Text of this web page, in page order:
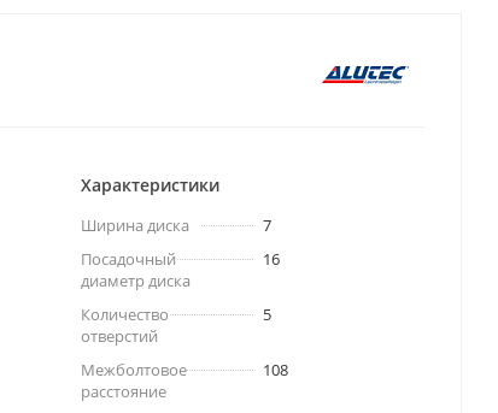
Характеристики
Ширина диска
7
Посадочный
диаметр диска
16
Количество
отверстий
5
Межболтовое
расстояние
108